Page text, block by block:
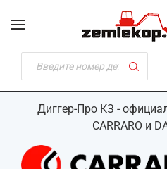
Диггер-Про КЗ -
CARRARO и